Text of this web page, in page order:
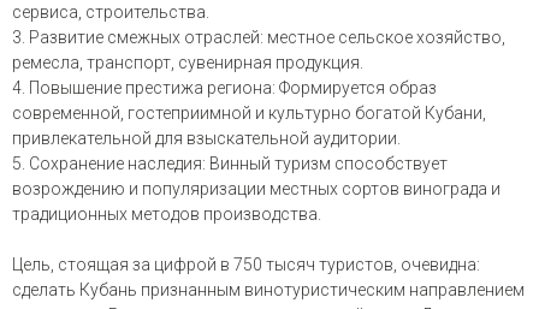
сервиса, строительства.
3. Развитие смежных отраслей: местное сельское хозяйство,
ремесла, транспорт, сувенирная продукция.
4. Повышение престижа региона: Формируется образ
современной, гостеприимной и культурно богатой Кубани,
привлекательной для взыскательной аудитории.
5. Сохранение наследия: Винный туризм способствует
возрождению и популяризации местных сортов винограда и
традиционных методов производства.
Цель, стоящая за цифрой в 750 тысяч туристов, очевидна:
сделать Кубань признанным винотуристическим направлением